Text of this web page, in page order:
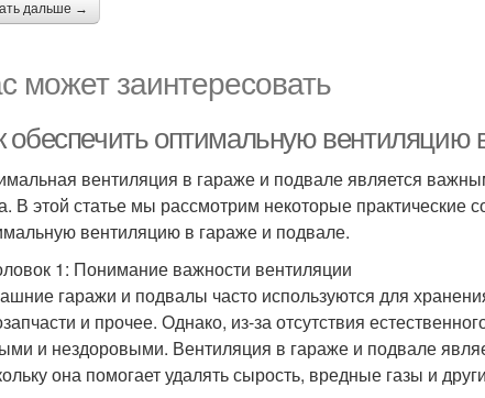
дальше →
может заинтересовать
обеспечить оптимальную вентиляцию
вентиляция в гараже и подвале является
В этой статье мы рассмотрим некоторые практические
вентиляцию в гараже и подвале.
1: Понимание важности вентиляции
гаражи и подвалы часто используются для
и прочее. Однако, из-за отсутствия
и нездоровыми. Вентиляция в гараже и подвале
она помогает удалять сырость, вредные газы и